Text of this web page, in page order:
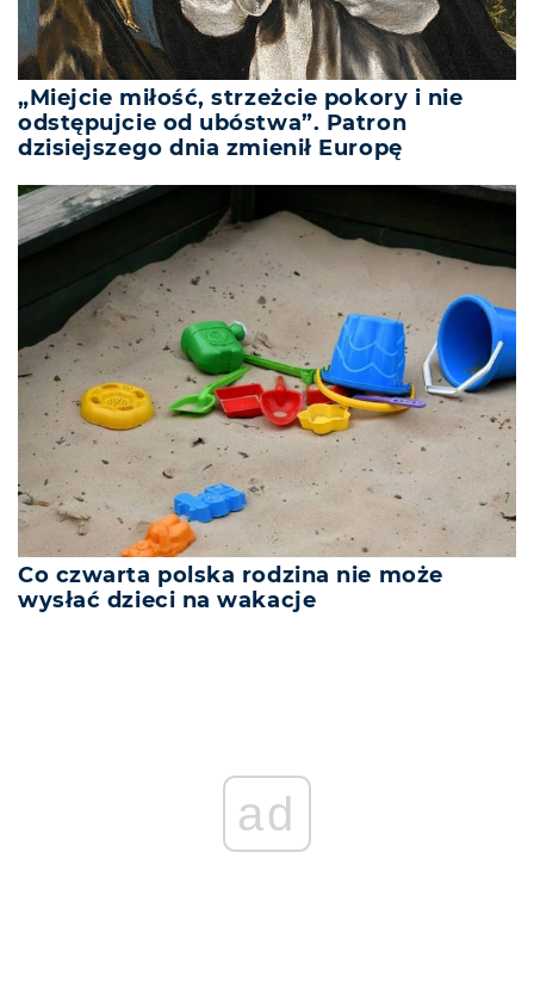
„Miejcie miłość, strzeżcie pokory i nie
odstępujcie od ubóstwa”. Patron
dzisiejszego dnia zmienił Europę
Co czwarta polska rodzina nie może
wysłać dzieci na wakacje